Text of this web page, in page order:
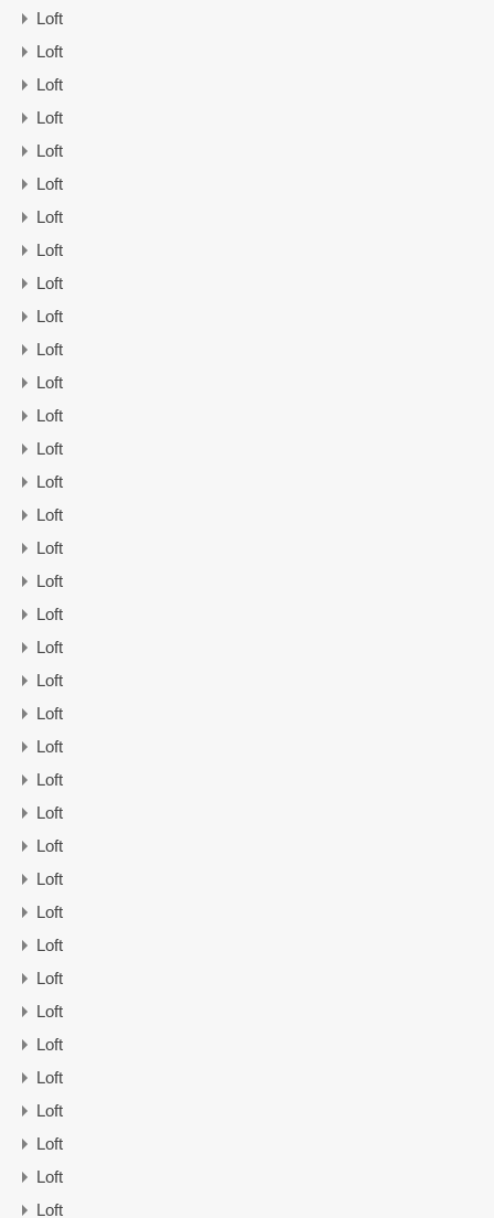
Loft
Loft
Loft
Loft
Loft
Loft
Loft
Loft
Loft
Loft
Loft
Loft
Loft
Loft
Loft
Loft
Loft
Loft
Loft
Loft
Loft
Loft
Loft
Loft
Loft
Loft
Loft
Loft
Loft
Loft
Loft
Loft
Loft
Loft
Loft
Loft
Loft